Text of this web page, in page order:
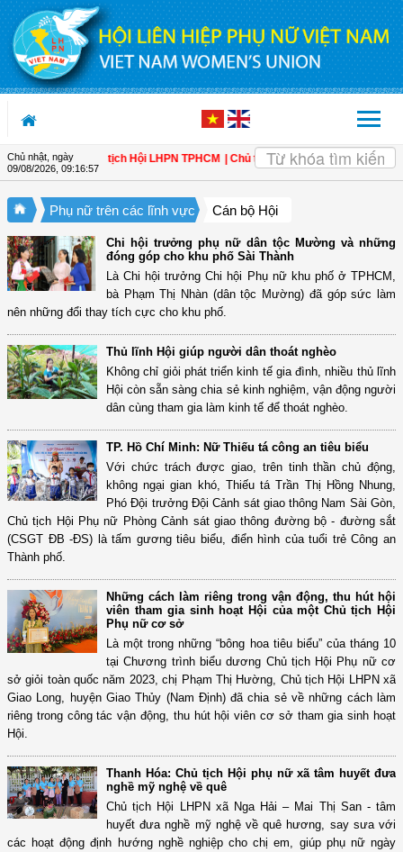
Truy cập nội dung luôn
Chủ nhật, ngày
09/08/2026, 09:16:58
Xuân là tân Chủ tịch Hội LHPN TPHCM | Chủ tịch Hội LHPN tỉnh Hưng Yên
Phụ nữ trên các lĩnh vực Cán bộ Hội
Chi hội trưởng phụ nữ dân tộc Mường và những
đóng góp cho khu phố Sài Thành
Là Chi hội trưởng Chi hội Phụ nữ khu phố ở TPHCM,
bà Phạm Thị Nhàn (dân tộc Mường) đã góp sức làm
nên những đổi thay tích cực cho khu phố.
Thủ lĩnh Hội giúp người dân thoát nghèo
Không chỉ giỏi phát triển kinh tế gia đình, nhiều thủ lĩnh
Hội còn sẵn sàng chia sẻ kinh nghiệm, vận động người
dân cùng tham gia làm kinh tế để thoát nghèo.
TP. Hồ Chí Minh: Nữ Thiếu tá công an tiêu biểu
Với chức trách được giao, trên tinh thần chủ động,
không ngại gian khó, Thiếu tá Trần Thị Hồng Nhung,
Phó Đội trưởng Đội Cảnh sát giao thông Nam Sài Gòn,
Chủ tịch Hội Phụ nữ Phòng Cảnh sát giao thông đường bộ - đường sắt
(CSGT ĐB -ĐS) là tấm gương tiêu biểu, điển hình của tuổi trẻ Công an
Thành phố.
Những cách làm riêng trong vận động, thu hút hội
viên tham gia sinh hoạt Hội của một Chủ tịch Hội
Phụ nữ cơ sở
Là một trong những “bông hoa tiêu biểu” của tháng 10
tại Chương trình biểu dương Chủ tịch Hội Phụ nữ cơ
sở giỏi toàn quốc năm 2023, chị Phạm Thị Hường, Chủ tịch Hội LHPN xã
Giao Long, huyện Giao Thủy (Nam Định) đã chia sẻ về những cách làm
riêng trong công tác vận động, thu hút hội viên cơ sở tham gia sinh hoạt
Hội.
Thanh Hóa: Chủ tịch Hội phụ nữ xã tâm huyết đưa
nghề mỹ nghệ về quê
Chủ tịch Hội LHPN xã Nga Hải – Mai Thị San - tâm
huyết đưa nghề mỹ nghệ về quê hương, say sưa với
các hoạt động định hướng nghề nghiệp cho chị em, giúp phụ nữ ngày